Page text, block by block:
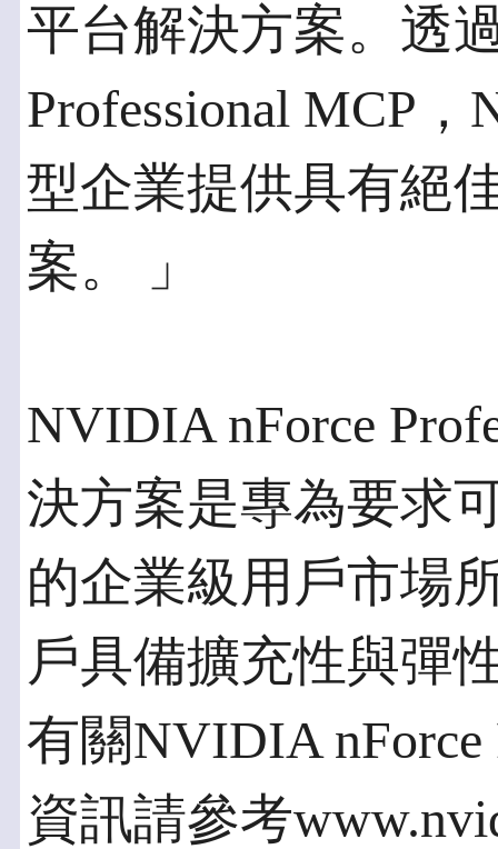
平台解決方案。透
Professional MCP
型企業提供具有絕
案。 」
NVIDIA nForce
決方案是專為要求
的企業級用戶市場
戶具備擴充性與彈
有關NVIDIA nForce
資訊請參考